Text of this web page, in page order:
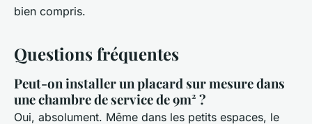
bien compris.
Questions fréquentes
Peut-on installer un placard sur mesure dans
une chambre de service de 9m² ?
Oui, absolument. Même dans les petits espaces, le